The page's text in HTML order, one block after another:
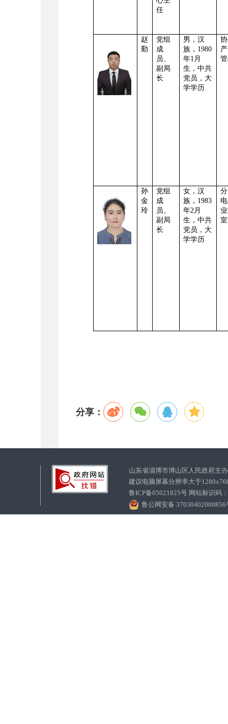
任
赵
勤
党组
成
员、
副局
长
男，汉
族， 1980
年1月
生 ，中共
党员， 大
学学历
孙
金
玲
党组
成
员、
副局
长
女，汉
族， 1983
年2月
生 ，中共
党员， 大
学学历
分享：
山东省淄博市博山区人民政府
建议电脑屏幕分辨率大于
鲁ICP备05021825号 网站标识码
鲁公网安备 37030402000856